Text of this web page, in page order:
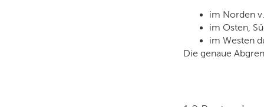
im Norden
im Osten,
im Westen
Die genaue